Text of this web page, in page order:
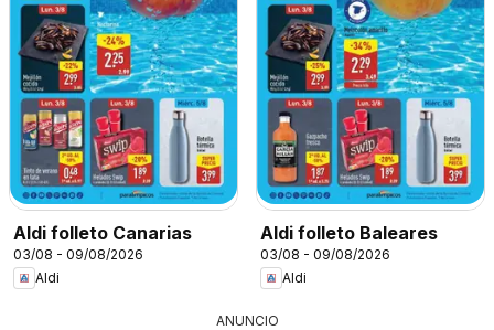
Aldi folleto Canarias
03/08 - 09/08/2026
Aldi
Aldi folleto Baleares
03/08 - 09/08/2026
Aldi
ANUNCIO